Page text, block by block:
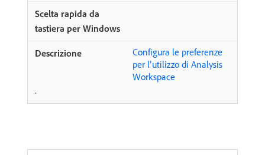
Configura le preferenze
per l’utilizzo di Analysis
Workspace
.